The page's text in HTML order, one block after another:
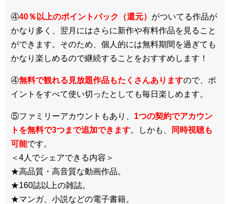
④40％以上のポイントバック（還元） がついてる作品が
かなり多く、翌月にはさらに新作や有料作品を見ること
ができます。そのため、個人的には無料期間を過ぎても
かなり楽しめるので継続することをおすすめします！
④無料で観れる見放題作品もたくさんありますので、ポ
イントをすべて使い切ったとしても毎日楽しめます。
⑤ファミリーアカウントもあり、 1つの契約でアカウン
トを無料で3つまで追加できます。しかも、
同時視聴も
可能です。
＜4人でシェアできる内容＞
★高品質・高音質な動画作品。
★160誌以上の雑誌。
★マンガ、小説などの電子書籍。